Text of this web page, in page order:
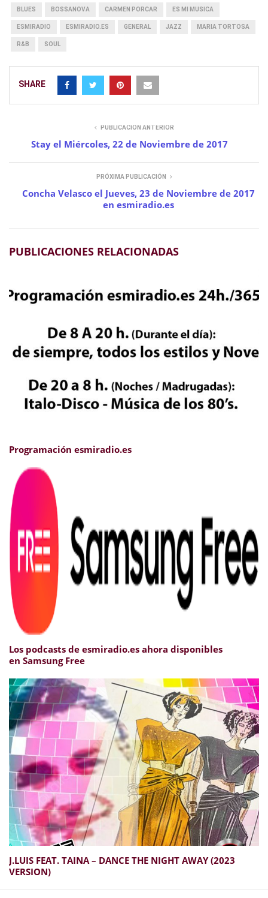
BLUES BOSSANOVA CARMEN PORCAR ES MI MUSICA
ESMIRADIO ESMIRADIO.ES GENERAL JAZZ MARIA TORTOSA
R&B SOUL
SHARE
PUBLICACIÓN ANTERIOR
Stay el Miércoles, 22 de Noviembre de 2017
PRÓXIMA PUBLICACIÓN
Concha Velasco el Jueves, 23 de Noviembre de 2017
en esmiradio.es
PUBLICACIONES RELACIONADAS
Programación esmiradio.es
Los podcasts de esmiradio.es ahora disponibles
en Samsung Free
J​.​LUIS FEAT. TAINA – DANCE THE NIGHT AWAY (2023
VERSION)